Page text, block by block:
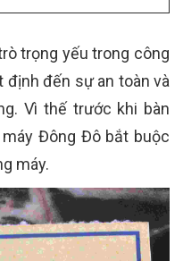
trọng yếu trong công
định đến sự an toàn và
Vì thế trước khi bàn
máy Đông Đô bắt buộc
máy.